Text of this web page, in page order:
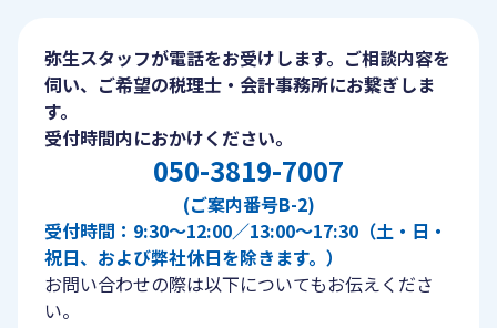
弥生スタッフが電話をお受けします。ご相談内容を
伺い、ご希望の税理士・会計事務所にお繋ぎしま
す。
受付時間内におかけください。
050-3819-7007
(ご案内番号B-2)
受付時間：9:30〜12:00／13:00〜17:30（土・日・
祝日、および弊社休日を除きます。）
お問い合わせの際は以下についてもお伝えくださ
い。